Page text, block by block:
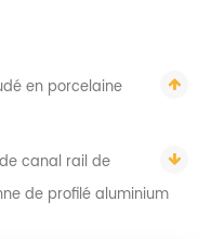
en porcelaine
canal rail de
de profilé aluminium